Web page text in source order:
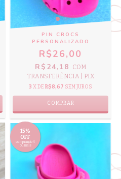
PIN CROCS
PERSONALIZADO
R$26,00
R$24,18
COM
TRANSFERÊNCIA | PIX
3 X DE R$8,67 SEM JUROS
COMPRAR
15%
OFF
comprando 4
ou mais